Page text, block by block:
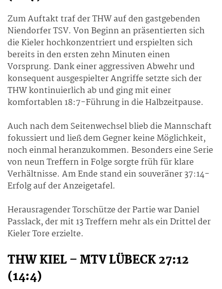
Zum Auftakt traf der THW auf den gastgebenden
Niendorfer TSV. Von Beginn an präsentierten sich
die Kieler hochkonzentriert und erspielten sich
bereits in den ersten zehn Minuten einen
Vorsprung. Dank einer aggressiven Abwehr und
konsequent ausgespielter Angriffe setzte sich der
THW kontinuierlich ab und ging mit einer
komfortablen 18:7-Führung in die Halbzeitpause.
Auch nach dem Seitenwechsel blieb die Mannschaft
fokussiert und ließ dem Gegner keine Möglichkeit,
noch einmal heranzukommen. Besonders eine Serie
von neun Treffern in Folge sorgte früh für klare
Verhältnisse. Am Ende stand ein souveräner 37:14-
Erfolg auf der Anzeigetafel.
Herausragender Torschütze der Partie war Daniel
Passlack, der mit 13 Treffern mehr als ein Drittel der
Kieler Tore erzielte.
THW KIEL – MTV LÜBECK 27:12
(14:4)